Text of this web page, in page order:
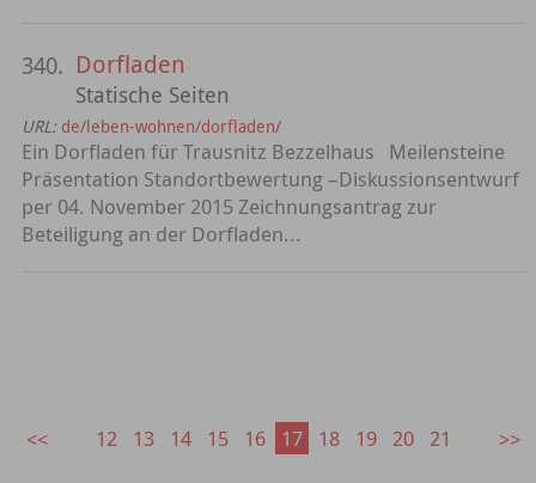
340. Dorfladen
Statische Seiten
URL: de/leben-wohnen/dorfladen/
Ein Dorfladen für Trausnitz Bezzelhaus Meilensteine
Präsentation Standortbewertung –Diskussionsentwurf
per 04. November 2015 Zeichnungsantrag zur
Beteiligung an der Dorfladen...
12 13 14 15 16 17 18 19 20 21